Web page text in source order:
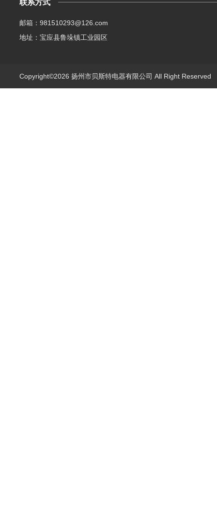
联系方式
邮箱：981510293@126.com
地址：宝应县鲁垛镇工业园区
Copyright©2026 扬州市贝斯特电器有限公司 All Right